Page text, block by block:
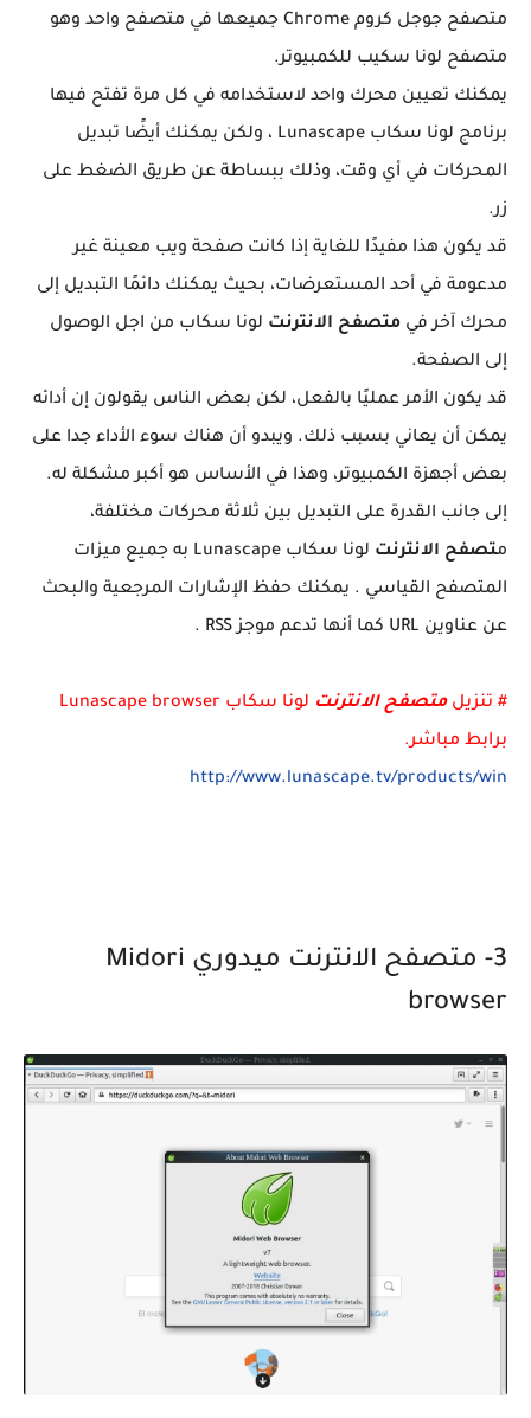
متصفح جوجل كروم Chrome جميعها في متصفح واحد وهو
متصفح لونا سكيب للكمبيوتر.
يمكنك تعيين محرك واحد لاستخدامه في كل مرة تفتح فيها
برنامج لونا سكاب Lunascape ، ولكن يمكنك أيضًا تبديل
المحركات في أي وقت، وذلك ببساطة عن طريق الضغط على
زر.
قد يكون هذا مفيدًا للغاية إذا كانت صفحة ويب معينة غير
مدعومة في أحد المستعرضات، بحيث يمكنك دائمًا التبديل إلى
محرك آخر في متصفح الانترنت لونا سكاب من اجل الوصول
إلى الصفحة.
قد يكون الأمر عمليًا بالفعل، لكن بعض الناس يقولون إن أدائه
يمكن أن يعاني بسبب ذلك. ويبدو أن هناك سوء الأداء جدا على
بعض أجهزة الكمبيوتر، وهذا في الأساس هو أكبر مشكلة له.
إلى جانب القدرة على التبديل بين ثلاثة محركات مختلفة،
متصفح الانترنت
لونا سكاب Lunascape به جميع ميزات
المتصفح القياسي . يمكنك حفظ الإشارات المرجعية والبحث
عن عناوين URL كما أنها تدعم موجز RSS .
# تنزيلمتصفح الانترنت
لونا سكاب Lunascape browser
برابط مباشر.
http://www.lunascape.tv/products/win
3- متصفح الانترنت ميدوري Midori
browser